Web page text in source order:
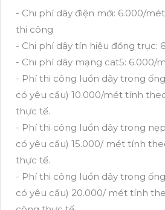
- Chi phí dây điện mới: 6.000/
thi công
- Chi phí dây tín hiệu đồng trục:
- Chi phí dây mạng cat5: 6.000/
- Phí thi công luồn dây trong
có yêu cầu) 10.000/mét tính
thực tế.
- Phí thi công luồn dây trong
có yêu cầu) 15.000/ mét tính
thực tế.
- Phí thi công luồn dây trong
có yêu cầu) 20.000/ mét tính